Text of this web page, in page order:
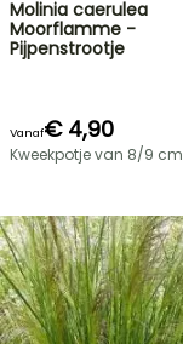
Molinia caerulea
Moorflamme -
Pijpenstrootje
Vanaf€ 4,90
Kweekpotje van 8/9 cm